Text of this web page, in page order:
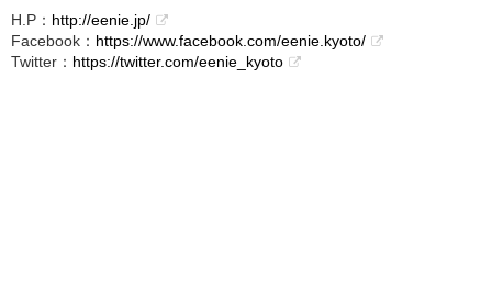
H.P： http://eenie.jp/
Facebook： https://www.facebook.com/eenie.kyoto/
Twitter： https://twitter.com/eenie_kyoto